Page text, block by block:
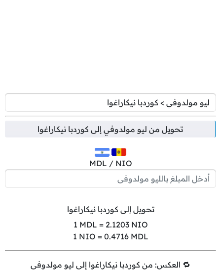
تحويل من ليو مولدوفي إلى كوردبا نيكاراغوا
MDL / NIO
تحويل إلى كوردبا نيكاراغوا
1 MDL = 2.1203NIO
1 NIO = 0.4716MDL
🔁 العكس: من كوردبا نيكاراغوا إلى ليو مولدوفي